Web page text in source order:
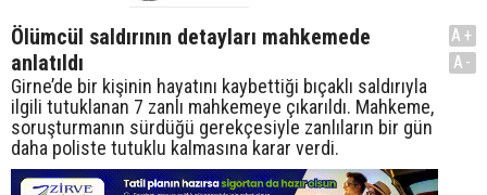
Ölümcül saldırının detayları mahkemede
anlatıldı
Girne’de bir kişinin hayatını kaybettiği bıçaklı saldırıyla
ilgili tutuklanan 7 zanlı mahkemeye çıkarıldı. Mahkeme,
soruşturmanın sürdüğü gerekçesiyle zanlıların bir gün
daha poliste tutuklu kalmasına karar verdi.
A+
A-